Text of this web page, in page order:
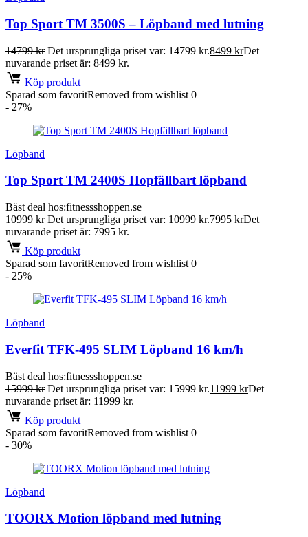
Top Sport TM 3500S – Löpband med lutning
14799kr Det ursprungliga priset var: 14799 kr.8499 krDet
nuvarande priset är: 8499 kr.
Köp produkt
Sparad som favoritRemoved from wishlist 0
- 27%
Löpband
Top Sport TM 2400S Hopfällbart löpband
Bäst deal hos:fitnessshoppen.se
10999kr Det ursprungliga priset var: 10999 kr.7995 krDet
nuvarande priset är: 7995 kr.
Köp produkt
Sparad som favoritRemoved from wishlist 0
- 25%
Löpband
Everfit TFK-495 SLIM Löpband 16 km/h
Bäst deal hos:fitnessshoppen.se
15999kr Det ursprungliga priset var: 15999 kr.11999 krDet
nuvarande priset är: 11999 kr.
Köp produkt
Sparad som favoritRemoved from wishlist 0
- 30%
Löpband
TOORX Motion löpband med lutning